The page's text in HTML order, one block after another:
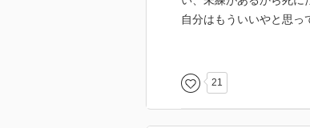
自分はもういいやと思っ
と、ほんとに恋愛小説
マ、エゴをぶつけ合える
ュンするような気持ちに
21